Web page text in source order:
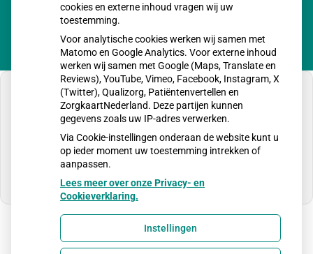
U heeft geen toestemming gegeven voor
externe inhoud die nodig is om dit te zien.
Cookie-instellingen wijzigen
cookies en externe inhoud vragen wij uw
toestemming.
Voor analytische cookies werken wij samen met
Matomo en Google Analytics. Voor externe inhoud
werken wij samen met Google (Maps, Translate en
Reviews), YouTube, Vimeo, Facebook, Instagram, X
(Twitter), Qualizorg, Patiëntenvertellen en
ZorgkaartNederland. Deze partijen kunnen
gegevens zoals uw IP-adres verwerken.
Via Cookie-instellingen onderaan de website kunt u
op ieder moment uw toestemming intrekken of
aanpassen.
Lees meer over onze Privacy- en
Cookieverklaring.
Instellingen